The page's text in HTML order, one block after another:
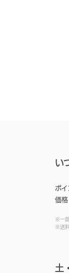
い
ポ
価格
※一部
※送料
土